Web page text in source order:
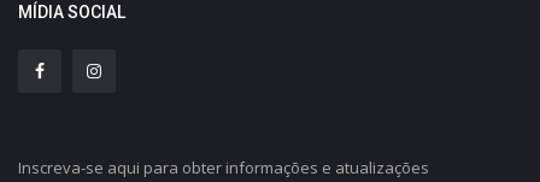
MÍDIA SOCIAL
Inscreva-se aqui para obter informações e atualizações